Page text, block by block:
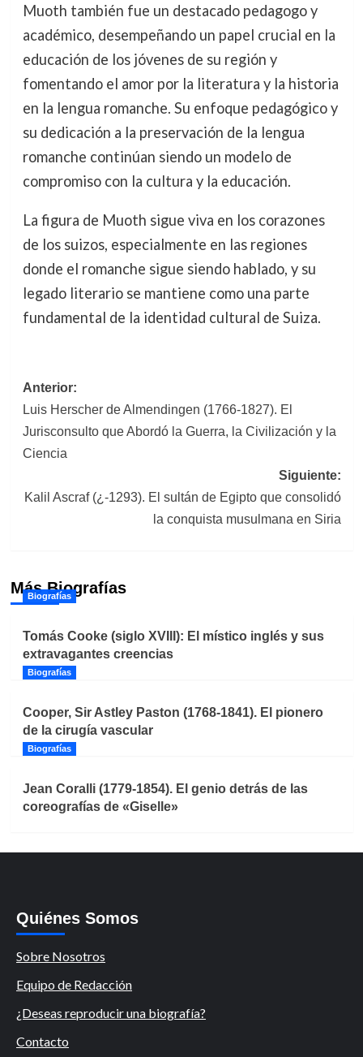
Muoth también fue un destacado pedagogo y
académico, desempeñando un papel crucial en la
educación de los jóvenes de su región y
fomentando el amor por la literatura y la historia
en la lengua romanche. Su enfoque pedagógico y
su dedicación a la preservación de la lengua
romanche continúan siendo un modelo de
compromiso con la cultura y la educación.
La figura de Muoth sigue viva en los corazones
de los suizos, especialmente en las regiones
donde el romanche sigue siendo hablado, y su
legado literario se mantiene como una parte
fundamental de la identidad cultural de Suiza.
Navegación
de
entradas
Anterior:
Luis Herscher de Almendingen (1766-1827). El
Jurisconsulto que Abordó la Guerra, la Civilización y la
Ciencia
Siguiente:
Kalil Ascraf (¿-1293). El sultán de Egipto que consolidó
la conquista musulmana en Siria
Más Biografías
Biografías
Tomás Cooke (siglo XVIII): El místico inglés y sus
extravagantes creencias
Biografías
Cooper, Sir Astley Paston (1768-1841). El pionero
de la cirugía vascular
Biografías
Jean Coralli (1779-1854). El genio detrás de las
coreografías de «Giselle»
Quiénes Somos
Sobre Nosotros
Equipo de Redacción
¿Deseas reproducir una biografía?
Contacto